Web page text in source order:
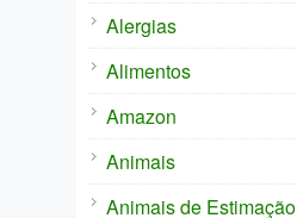
Alergias
Alimentos
Amazon
Animais
Animais de Estimação